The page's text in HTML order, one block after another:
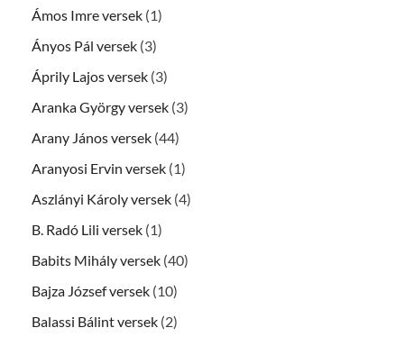
Ámos Imre versek (1)
Ányos Pál versek (3)
Áprily Lajos versek (3)
Aranka György versek (3)
Arany János versek (44)
Aranyosi Ervin versek (1)
Aszlányi Károly versek (4)
B. Radó Lili versek (1)
Babits Mihály versek (40)
Bajza József versek (10)
Balassi Bálint versek (2)